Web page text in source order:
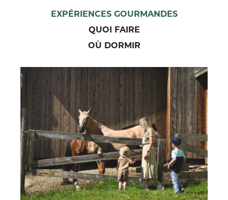
EXPÉRIENCES GOURMANDES
QUOI FAIRE
OÙ DORMIR